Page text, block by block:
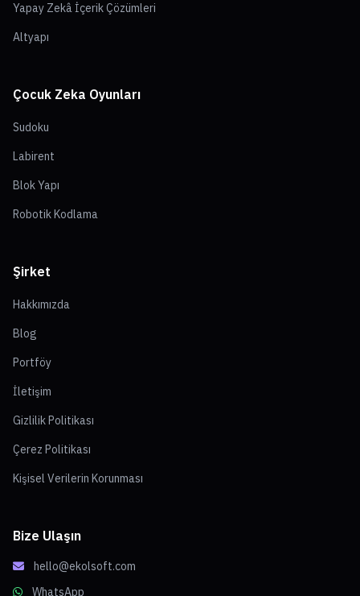
Yapay Zekâ İçerik Çözümleri
Altyapı
Çocuk Zeka Oyunları
Sudoku
Labirent
Blok Yapı
Robotik Kodlama
Şirket
Hakkımızda
Blog
Portföy
İletişim
Gizlilik Politikası
Çerez Politikası
Kişisel Verilerin Korunması
Bize Ulaşın
hello@ekolsoft.com
WhatsApp